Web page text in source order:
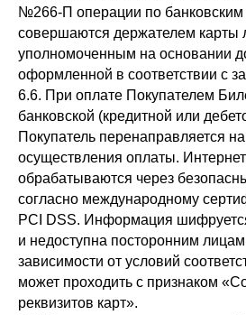
№266-П операции по банковским
совершаются держателем карты
уполномоченным на основании
оформленной в соответствии с
6.6. При оплате Покупателем
банковской (кредитной или
Покупатель перенаправляется
осуществления оплаты.
обрабатываются через
согласно международному
PCI DSS. Информация
и недоступна посторонним
зависимости от условий
может проходить с признаком
реквизитов карт».